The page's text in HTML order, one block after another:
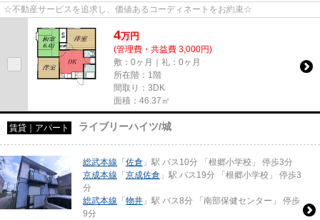
☆不動産サービスを追求し、価値あるコーディネートをお約束☆
4万円
(管理費・共益費 3,000円)
敷：0ヶ月｜礼：0ヶ月
所在階：1階
間取り：3DK
面積：46.37㎡
賃貸｜アパート ライブリーハイツ/城
総武本線 「佐倉 」駅 バス10分 「根郷小学校」 停歩3分
京成本線 「京成佐倉 」駅 バス19分 「根郷小学校」 停歩3
分
総武本線 「物井 」駅 バス8分 「南部保健センター」 停歩
9分